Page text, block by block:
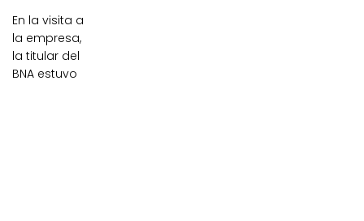
En la visita a
la empresa,
la titular del
BNA estuvo